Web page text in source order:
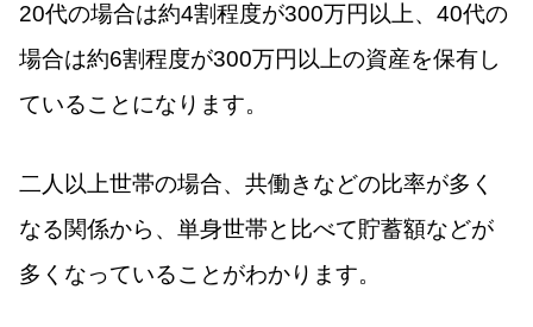
20代の場合は約4割程度が300万円以上、40代の
場合は約6割程度が300万円以上の資産を保有し
ていることになります。
二人以上世帯の場合、共働きなどの比率が多く
なる関係から、単身世帯と比べて貯蓄額などが
多くなっていることがわかります。